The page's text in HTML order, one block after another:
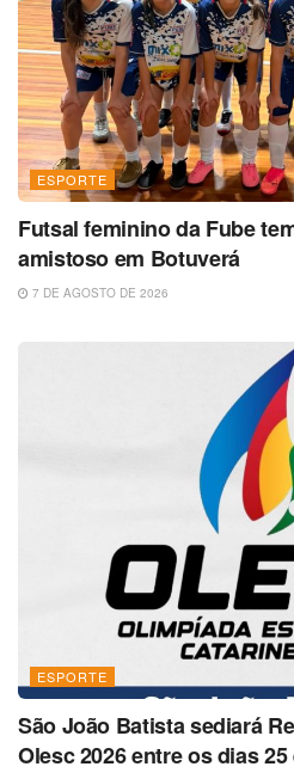
ESPORTE
Futsal feminino da Fube
amistoso em Botuverá
7 DE AGOSTO DE 2026
ESPORTE
São João Batista sediará
Olesc 2026 entre os dias